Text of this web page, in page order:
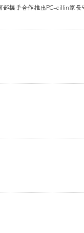
攜手合作推出PC-cillin家